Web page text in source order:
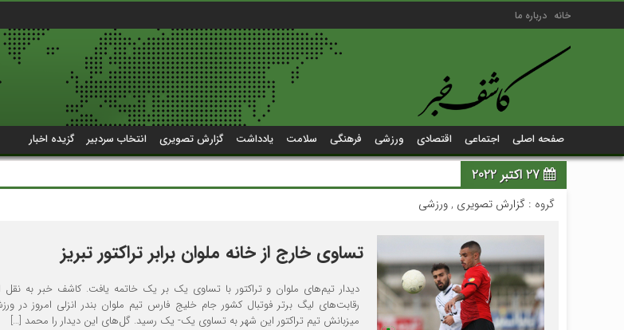
خانه درباره ما
صفحه اصلی اجتماعی اقتصادی ورزشی فرهنگی سلامت یادداشت گزارش تصویری انتخاب سردبیر گزیده اخبار
27 اکتبر 2022
گروه :گزارش تصویری ,ورزشی
تساوی خارج از خانه ملوان برابر تراکتور تبریز
دیدار تیم‌های ملوان و تراکتور با تساوی یک بر یک خاتمه یافت. کاشف خبر به نقل
رقابت‌های لیگ برتر فوتبال کشور جام خلیج فارس تیم ملوان بندر انزلی امروز در
میزبانش تیم تراکتور این شهر به تساوی یک- یک رسید. گل‌های این دیدار را محمد […]